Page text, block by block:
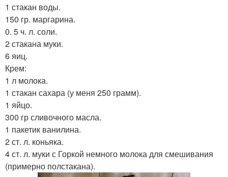
1 стакан воды.
150 гр. маргарина.
0. 5 ч. л. соли.
2 стакана муки.
6 яиц.
Крем:
1 л молока.
1 стакан сахара (у меня 250 грамм).
1 яйцо.
300 гр сливочного масла.
1 пакетик ванилина.
2 ст. л. коньяка.
4 ст. л. муки с Горкой немного молока для смешивания
(примерно полстакана).